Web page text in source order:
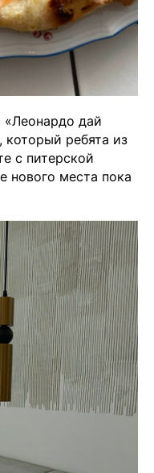
дай
который ребята из
с питерской
нового места пока